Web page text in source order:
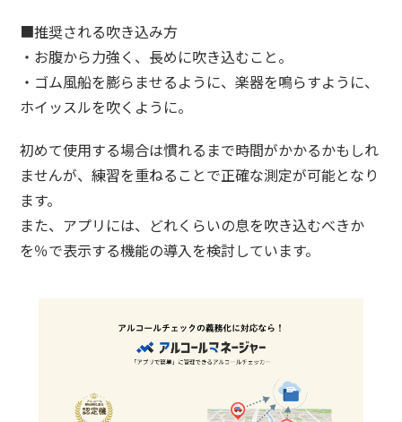
■推奨される吹き込み方
・お腹から力強く、長めに吹き込むこと。
・ゴム風船を膨らませるように、楽器を鳴らすように、
ホイッスルを吹くように。
初めて使用する場合は慣れるまで時間がかかるかもしれ
ませんが、練習を重ねることで正確な測定が可能となり
ます。
また、アプリには、どれくらいの息を吹き込むべきか
を％で表示する機能の導入を検討しています。